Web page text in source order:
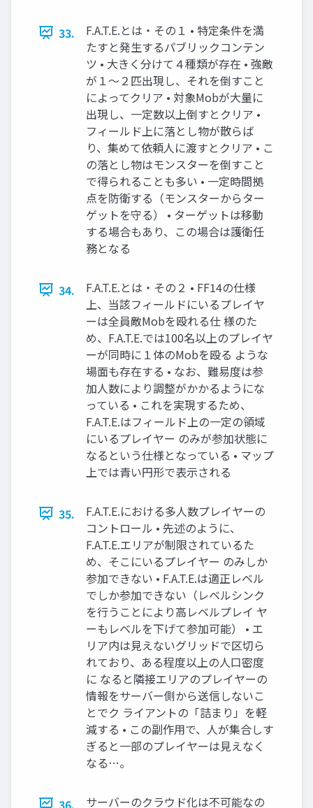
33.
F.A.T.E.とは・その１ • 特定条件を満
たすと発生するパブリックコンテン
ツ • 大きく分けて４種類が存在 • 強敵
が１〜２匹出現し、それを倒すこと
によってクリア • 対象Mobが大量に
出現し、一定数以上倒すとクリア •
フィールド上に落とし物が散らば
り、集めて依頼人に渡すとクリア • こ
の落とし物はモンスターを倒すこと
で得られることも多い • 一定時間拠
点を防衛する（モンスターからター
ゲットを守る） • ターゲットは移動
する場合もあり、この場合は護衛任
務となる
34.
F.A.T.E.とは・その２ • FF14の仕様
上、当該フィールドにいるプレイヤ
ーは全員敵Mobを殴れる仕 様のた
め、F.A.T.E.では100名以上のプレイヤ
ーが同時に１体のMobを殴る ような
場面も存在する • なお、難易度は参
加人数により調整がかかるようにな
っている • これを実現するため、
F.A.T.E.はフィールド上の一定の領域
にいるプレイヤー のみが参加状態に
なるという仕様となっている • マップ
上では青い円形で表示される
35.
F.A.T.E.における多人数プレイヤーの
コントロール • 先述のように、
F.A.T.E.エリアが制限されているた
め、そこにいるプレイヤー のみしか
参加できない • F.A.T.E.は適正レベル
でしか参加できない（レベルシンク
を行うことにより高レベルプレイ ヤ
ーもレベルを下げて参加可能） • エ
リア内は見えないグリッドで区切ら
れており、ある程度以上の人口密度
に なると隣接エリアのプレイヤーの
情報をサーバー側から送信しないこ
とでク ライアントの「詰まり」を軽
減する • この副作用で、人が集合しす
ぎると一部のプレイヤーは見えなく
なる…。
36. サーバーのクラウド化は不可能なの